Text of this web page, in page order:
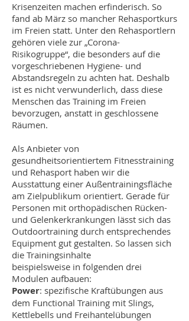
Krisenzeiten machen erfinderisch. So
fand ab März so mancher Rehasportkurs
im Freien statt. Unter den Rehasportlern
gehören viele zur „Corona-
Risikogruppe“, die besonders auf die
vorgeschriebenen Hygiene- und
Abstandsregeln zu achten hat. Deshalb
ist es nicht verwunderlich, dass diese
Menschen das Training im Freien
bevorzugen, anstatt in geschlossene
Räumen.
Als Anbieter von
gesundheitsorientiertem Fitnesstraining
und Rehasport haben wir die
Ausstattung einer Außentrainingsfläche
am Zielpublikum orientiert. Gerade für
Personen mit orthopädischen Rücken-
und Gelenkerkrankungen lässt sich das
Outdoortraining durch entsprechendes
Equipment gut gestalten. So lassen sich
die Trainingsinhalte
beispielsweise in folgenden drei
Modulen aufbauen:
Power: spezifische Kraftübungen aus
dem Functional Training mit Slings,
Kettlebells und Freihantelübungen